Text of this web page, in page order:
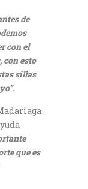
de
con el
con esto
sillas
que es